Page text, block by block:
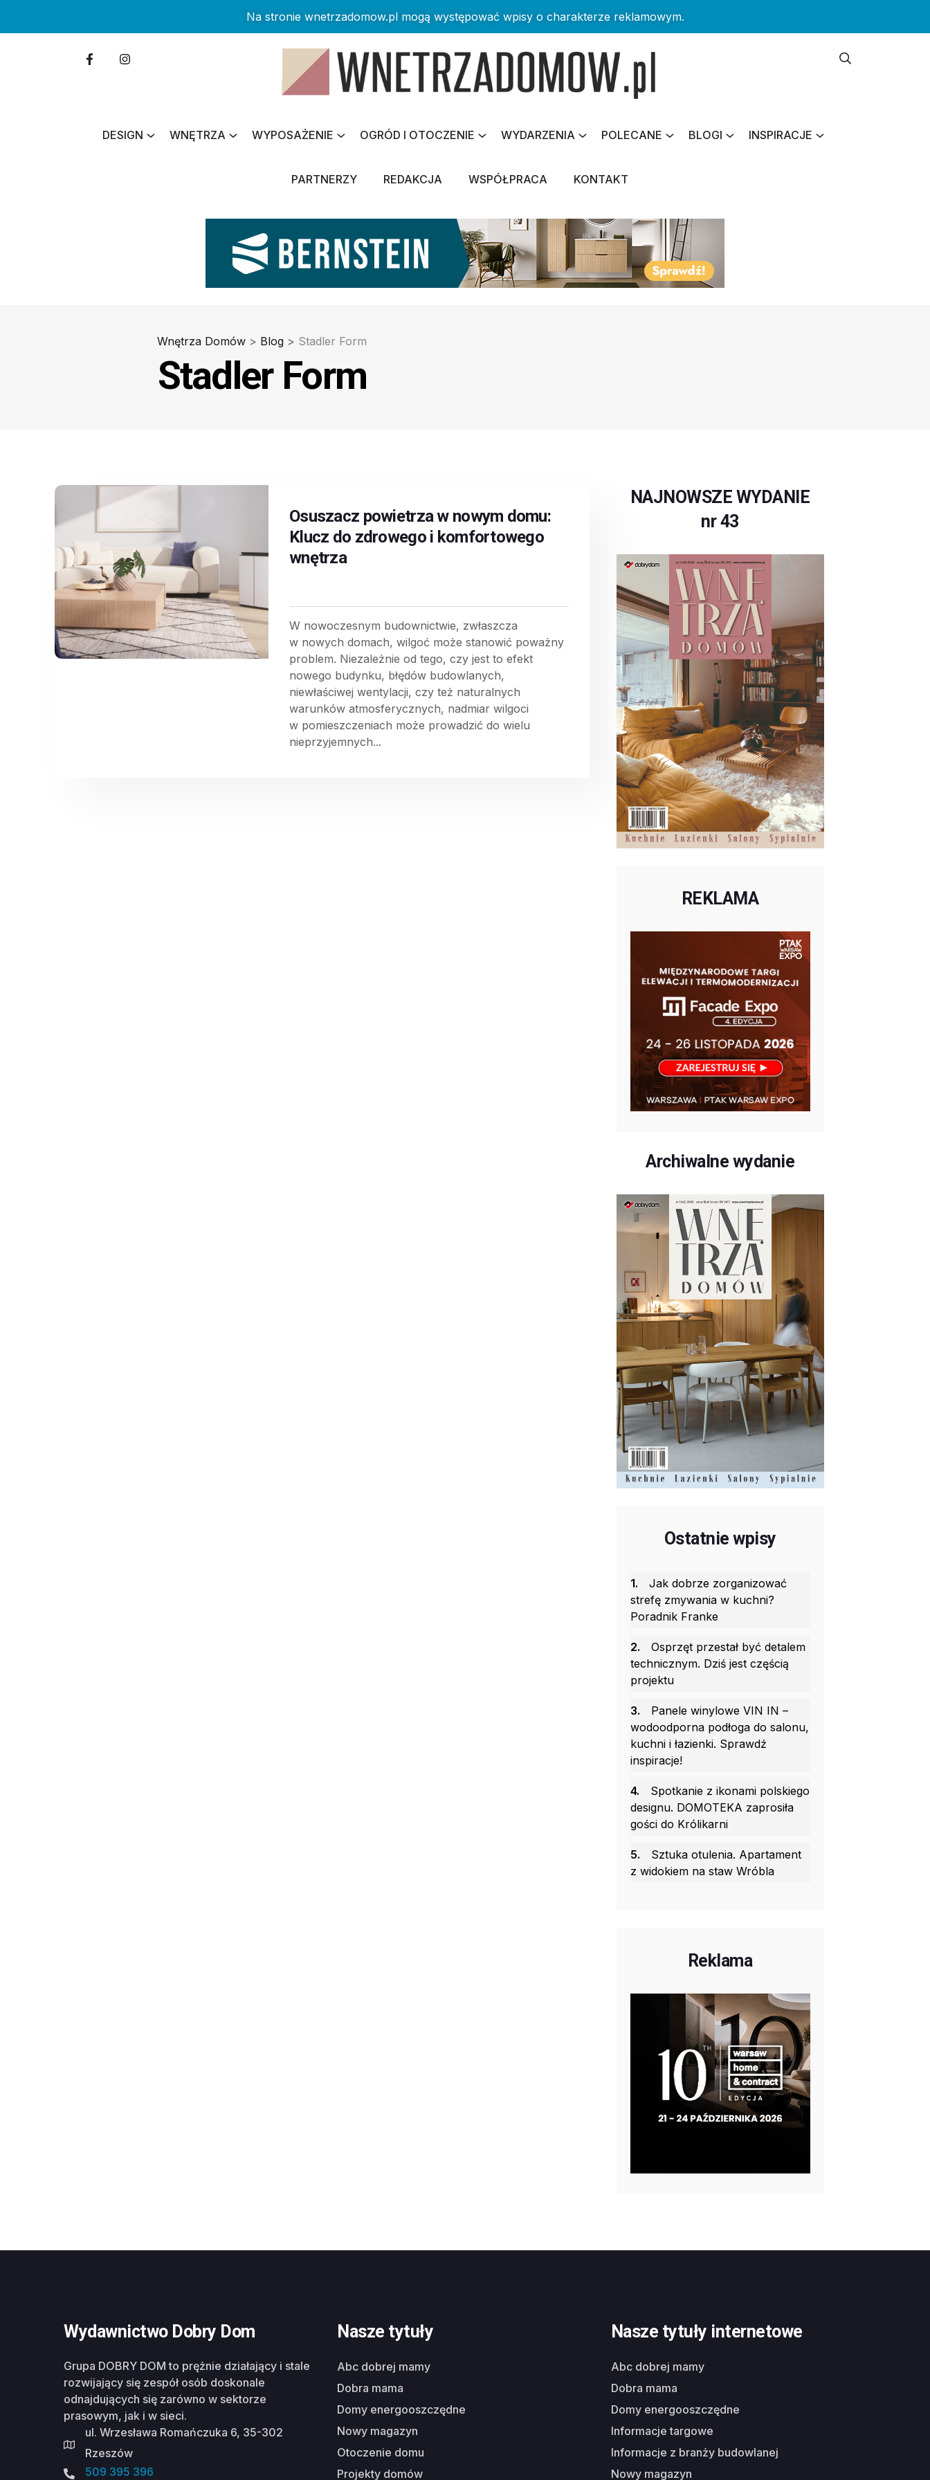
Na stronie wnetrzadomow.pl mogą występować wpisy o charakterze reklamowym.
DESIGN WNĘTRZA WYPOSAŻENIE OGRÓD I OTOCZENIE WYDARZENIA POLECANE BLOGI INSPIRACJE
PARTNERZY REDAKCJA WSPÓŁPRACA KONTAKT
Wnętrza Domów > Blog > Stadler Form
Stadler Form
Osuszacz powietrza w nowym domu:
Klucz do zdrowego i komfortowego
wnętrza
W nowoczesnym budownictwie, zwłaszcza
w nowych domach, wilgoć może stanowić poważny
problem. Niezależnie od tego, czy jest to efekt
nowego budynku, błędów budowlanych,
niewłaściwej wentylacji, czy też naturalnych
warunków atmosferycznych, nadmiar wilgoci
w pomieszczeniach może prowadzić do wielu
nieprzyjemnych...
NAJNOWSZE WYDANIE
nr 43
REKLAMA
Archiwalne wydanie
Ostatnie wpisy
1.
Jak dobrze zorganizować
strefę zmywania w kuchni?
Poradnik Franke
2.
Osprzęt przestał być detalem
technicznym. Dziś jest częścią
projektu
3.
Panele winylowe VIN IN –
wodoodporna podłoga do salonu,
kuchni i łazienki. Sprawdź
inspiracje!
4.
Spotkanie z ikonami polskiego
designu. DOMOTEKA zaprosiła
gości do Królikarni
5.
Sztuka otulenia. Apartament
z widokiem na staw Wróbla
Reklama
Wydawnictwo Dobry Dom
Grupa DOBRY DOM to prężnie działający i stale
rozwijający się zespół osób doskonale
odnajdujących się zarówno w sektorze
prasowym, jak i w sieci.
ul. Wrzesława Romańczuka 6, 35-302
Rzeszów
509 395 396
Nasze tytuły
abc dobrej mamy
dobra mama
domy energooszczędne
nowy magazyn
otoczenie domu
projekty domów
Nasze tytuły internetowe
abc dobrej mamy
dobra mama
domy energooszczędne
informacje targowe
informacje z branży budowlanej
nowy magazyn